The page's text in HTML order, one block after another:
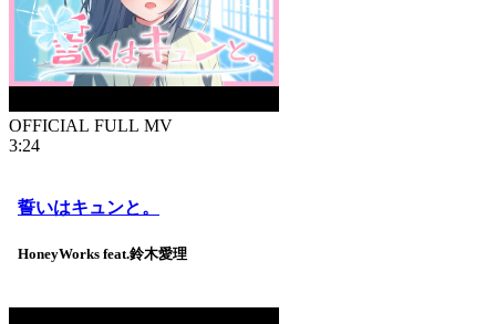
OFFICIAL FULL MV
3:24
誓いはキュンと。
HoneyWorks feat.鈴木愛理